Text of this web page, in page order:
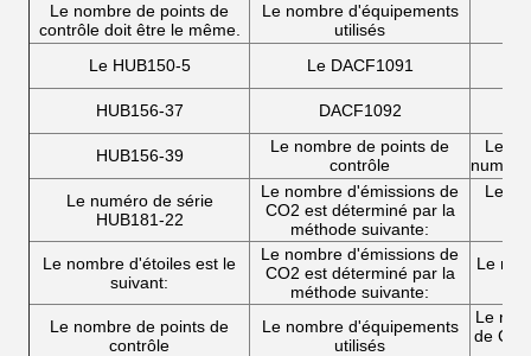
Le nombre de points de
contrôle doit être le même.
Le nombre d'équipements
utilisés
Le HUB150-5
Le DACF1091
HUB156-37 DACF1092
HUB156-39
Le nombre de points de
contrôle
Le
Le numéro de série
HUB181-22
Le nombre d'émissions de
CO2 est déterminé par la
méthode suivante:
Le
Le nombre d'étoiles est le
suivant:
Le nombre d'émissions de
CO2 est déterminé par la
méthode suivante:
Le
Le nombre de points de
contrôle
Le nombre d'équipements
utilisés
Le
de